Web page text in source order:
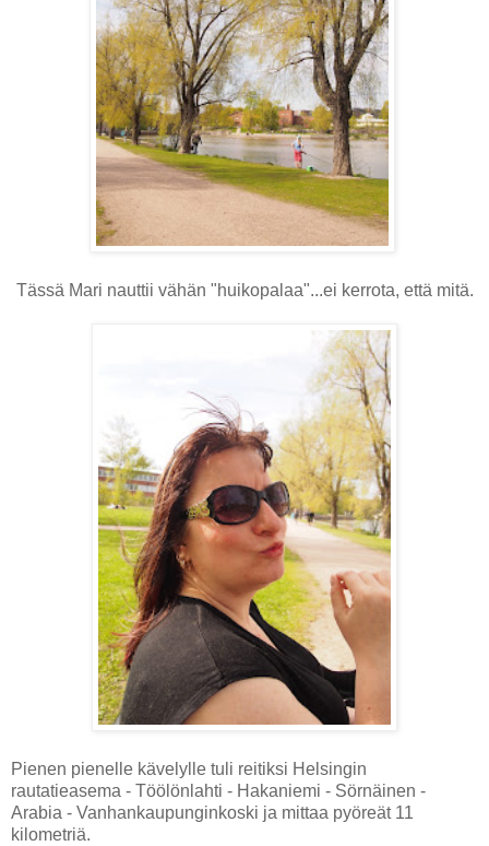
Tässä Mari nauttii vähän "huikopalaa"...ei kerrota, että mitä.
Pienen pienelle kävelylle tuli reitiksi Helsingin
rautatieasema - Töölönlahti - Hakaniemi - Sörnäinen -
Arabia - Vanhankaupunginkoski ja mittaa pyöreät 11
kilometriä.